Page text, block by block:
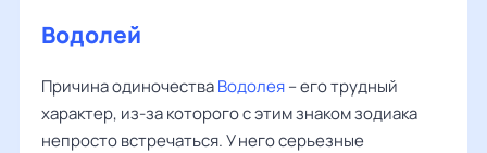
Водолей
Причина одиночестваВодолея– его трудный
характер, из-за которого с этим знаком зодиака
непросто встречаться. У него серьезные